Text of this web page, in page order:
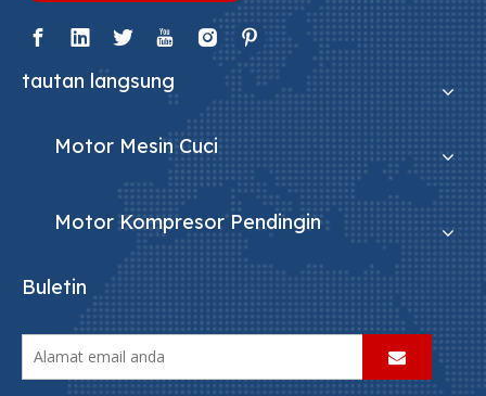
tautan langsung
Motor Mesin Cuci
Motor Kompresor Pendingin
Buletin